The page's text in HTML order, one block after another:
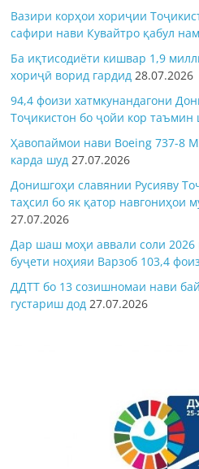
Вазири корҳои хориҷии
сафири нави Кувайтро қабул
Ба иқтисодиёти кишвар 1,9
хориҷӣ ворид гардид 28.07.2026
94,4 фоизи хатмкунандагони
Тоҷикистон бо ҷойи кор таъмин
Ҳавопаймои нави Boeing 737-8
карда шуд 27.07.2026
Донишгоҳи славянии Русияву
таҳсил бо як қатор навгониҳои
27.07.2026
Дар шаш моҳи аввали соли
буҷети ноҳияи Варзоб 103,4
ДДТТ бо 13 созишномаи нави
густариш дод 27.07.2026